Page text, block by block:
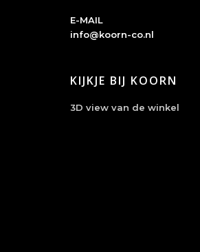
E-MAIL
info@koorn-co.nl
KIJKJE BIJ KOORN
3D view van de winkel